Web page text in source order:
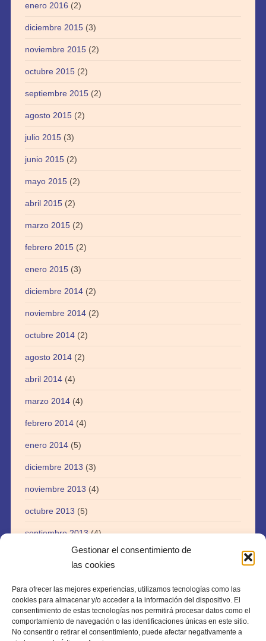
Gestionar el consentimiento de
las cookies
Para ofrecer las mejores experiencias, utilizamos tecnologías como las
cookies para almacenar y/o acceder a la información del dispositivo. El
consentimiento de estas tecnologías nos permitirá procesar datos como el
comportamiento de navegación o las identificaciones únicas en este sitio.
No consentir o retirar el consentimiento, puede afectar negativamente a
enero 2016 (2)
diciembre 2015(3)
noviembre 2015(2)
octubre 2015(2)
septiembre 2015(2)
agosto 2015(2)
julio 2015(3)
junio 2015(2)
mayo 2015(2)
abril 2015(2)
marzo 2015(2)
febrero 2015(2)
enero 2015(3)
diciembre 2014(2)
noviembre 2014(2)
octubre 2014(2)
agosto 2014(2)
abril 2014(4)
marzo 2014(4)
febrero 2014(4)
enero 2014(5)
diciembre 2013 (3)
noviembre 2013 (4)
octubre 2013 (5)
septiembre 2013(4)
(5)
abril 2013(1)
agosto 2012(1)